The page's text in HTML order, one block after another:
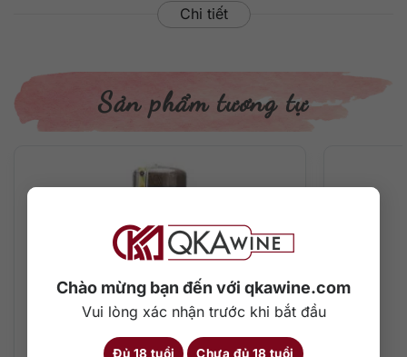
Chào mừng bạn đến với qkawine.com
Vui lòng xác nhận trước khi bắt đầu
Đủ 18 tuổi Chưa đủ 18 tuổi
Xuất xứ: Tây Ban Nha
Dung tích: 700 ml
Màu sắc: Màu xanh lá cây rực rỡ
Mô tả hương vị rượu
phải đến từ thành phần tự nhiên như các dòng Absinthe
Duplais Verte. Hương vị sảng khoái, mạnh mẽ và phức tạp
Absinthe khác.
Cách thưởng thức rượu đúng chuẩn
Chi tiết
Sản phẩm tương tự